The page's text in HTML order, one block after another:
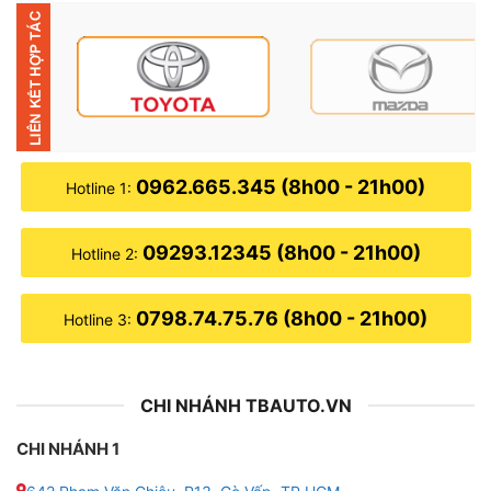
là lựa chọn hoàn hảo phù hợp dành cho bạn.
Hotline 1: 0962.665.345 (8h00 - 21h00)
Hotline 2: 09293.12345 (8h00 - 21h00)
Hotline 3: 0798.74.75.76 (8h00 - 21h00)
CHI NHÁNH TBAUTO.VN
CHI NHÁNH 1